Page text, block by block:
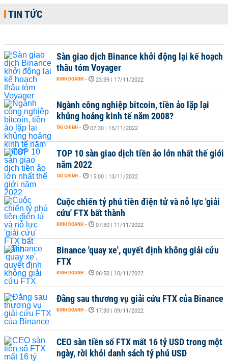
TIN TỨC
Sàn giao dịch Binance khởi động lại kế hoạch
thâu tóm Voyager
KINH DOANH - 23:39 | 17/11/2022
Ngành công nghiệp bitcoin, tiền ảo lặp lại
khủng hoảng kinh tế năm 2008?
TÀI CHÍNH - 07:30 | 15/11/2022
TOP 10 sàn giao dịch tiền ảo lớn nhất thế giới
năm 2022
TÀI CHÍNH - 15:00 | 13/11/2022
Cuộc chiến tỷ phú tiền điện tử và nỗ lực 'giải
cứu' FTX bất thành
KINH DOANH - 07:30 | 11/11/2022
Binance 'quay xe', quyết định không giải cứu
FTX
KINH DOANH - 06:50 | 10/11/2022
Đằng sau thương vụ giải cứu FTX của Binance
KINH DOANH - 17:30 | 09/11/2022
CEO sàn tiền số FTX mất 16 tỷ USD trong một
ngày, rời khỏi danh sách tỷ phú USD